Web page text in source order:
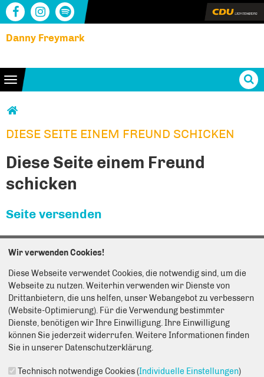
Danny Freymark
Toggle navigation
Sie sind hier
DIESE SEITE EINEM FREUND SCHICKEN
DIESE SEITE EINEM FREUND SCHICKEN
Diese Seite einem Freund
schicken
Seite versenden
Vielen Dank, dass Sie die Inhalte unserer Homepage
weiterempfehlen.
Anmerkung: Ihre E-Mail-Adresse wird benötigt um die Personen,
denen Sie die Seite weiterempfehlen, zu informieren, von wem die
Empfehlung kommt, und dass es kein Spam ist.
Das mit * gekennzeichnete Feld ist ein Pflichtfeld.
Eigene E-Mail-Adresse *
Wir verwenden Cookies!
Diese Webseite verwendet Cookies, die notwendig sind, um die
Webseite zu nutzen. Weiterhin verwenden wir Dienste von
Drittanbietern, die uns helfen, unser Webangebot zu verbessern
(Website-Optimierung). Für die Verwendung bestimmter
Dienste, benötigen wir Ihre Einwilligung. Ihre Einwilligung
können Sie jederzeit widerrufen. Weitere Informationen finden
Sie in unserer Datenschutzerklärung.
Technisch notwendige Cookies (Individuelle Einstellungen)